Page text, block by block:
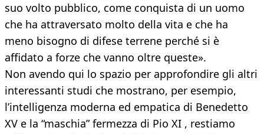
suo volto pubblico, come conquista di un uomo
che ha attraversato molto della vita e che ha
meno bisogno di difese terrene perché si è
affidato a forze che vanno oltre queste».
Non avendo qui lo spazio per approfondire gli altri
interessanti studi che mostrano, per esempio,
l’intelligenza moderna ed empatica di Benedetto
XV e la “maschia” fermezza di Pio XI , restiamo